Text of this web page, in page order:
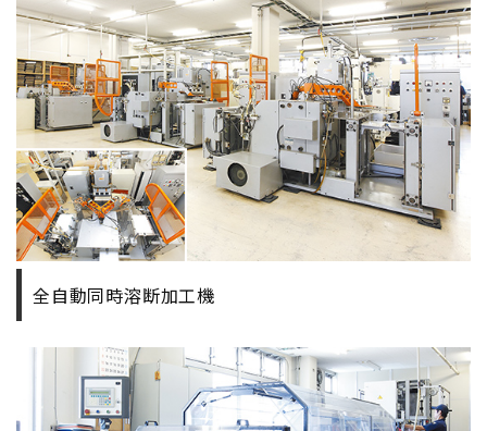
全自動同時溶断加工機